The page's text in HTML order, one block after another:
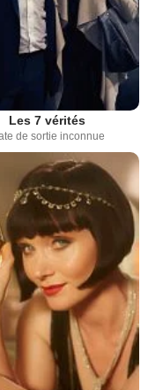
Les 7 vérités
de sortie inconnue